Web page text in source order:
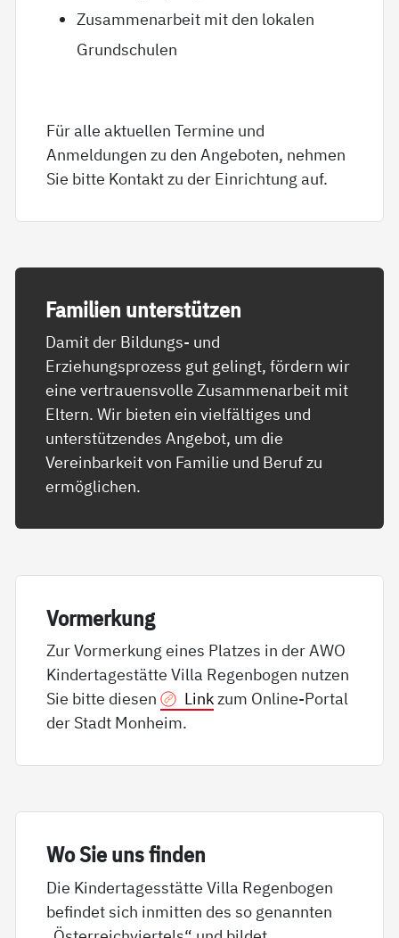
Zusammenarbeit mit den lokalen
Grundschulen
Für alle aktuellen Termine und
Anmeldungen zu den Angeboten, nehmen
Sie bitte Kontakt zu der Einrichtung auf.
Fa­mi­li­en un­ter­stüt­zen
Damit der Bildungs- und
Erziehungsprozess gut gelingt, fördern wir
eine vertrauensvolle Zusammenarbeit mit
Eltern. Wir bieten ein vielfältiges und
unterstützendes Angebot, um die
Vereinbarkeit von Familie und Beruf zu
ermöglichen.
Vor­mer­kung
Zur Vormerkung eines Platzes in der AWO
Kindertagestätte Villa Regenbogen nutzen
Sie bitte diesen
Linkzum Online-Portal
der Stadt Monheim.
Wo Sie uns fin­den
Die Kindertagesstätte Villa Regenbogen
befindet sich inmitten des so genannten